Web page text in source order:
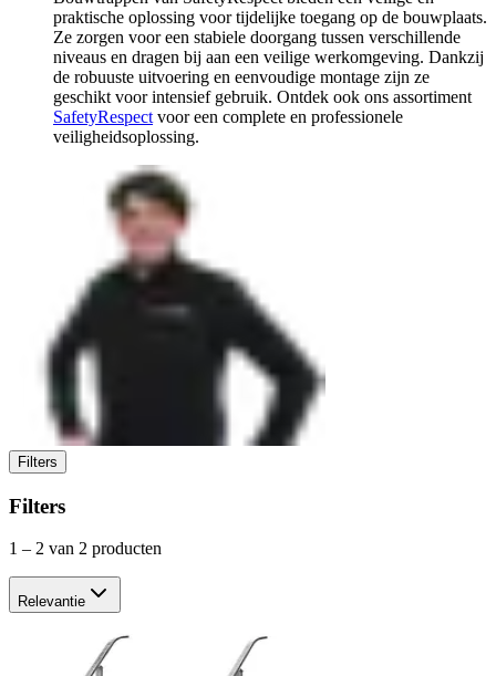
praktische oplossing voor tijdelijke toegang op de bouwplaats.
Ze zorgen voor een stabiele doorgang tussen verschillende
niveaus en dragen bij aan een veilige werkomgeving. Dankzij
de robuuste uitvoering en eenvoudige montage zijn ze
geschikt voor intensief gebruik. Ontdek ook ons assortiment
SafetyRespect voor een complete en professionele
veiligheidsoplossing.
Filters
Filters
1 – 2 van 2 producten
Relevantie